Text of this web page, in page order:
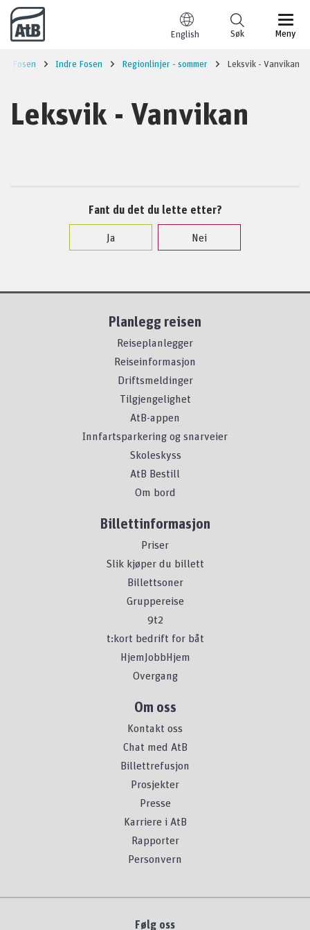
Til innhold
English Meny
Søk
Fosen Indre Fosen Regionlinjer - sommer Leksvik - Vanvikan
Leksvik - Vanvikan
Fant du det du lette etter?
Ja
Nei
Planlegg reisen
Reiseplanlegger
Reiseinformasjon
Driftsmeldinger
Tilgjengelighet
AtB-appen
Innfartsparkering og snarveier
Skoleskyss
AtB Bestill
Om bord
Billettinformasjon
Priser
Slik kjøper du billett
Billettsoner
Gruppereise
9t2
t:kort bedrift for båt
HjemJobbHjem
Overgang
Om oss
Kontakt oss
Chat med AtB
Billettrefusjon
Prosjekter
Presse
Karriere i AtB
Rapporter
Personvern
Følg oss